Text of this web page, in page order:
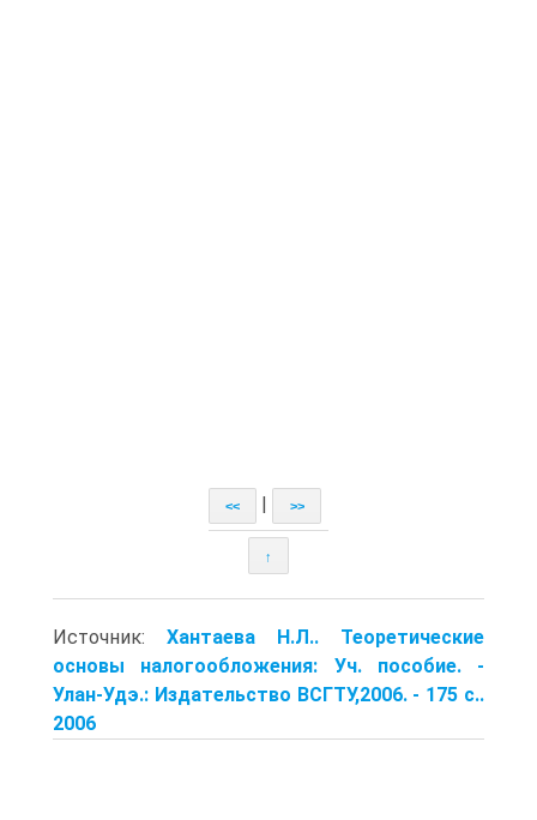
<< >>
↑
Источник: Хантаева H.Л.. Теоретические
основы налогообложения: Уч. пособие. -
Улан-Удэ.: Издательство ВСГТУ,2006. - 175 с..
2006